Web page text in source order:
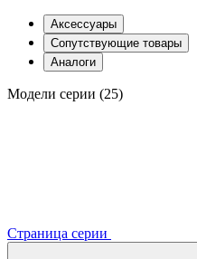
Аксессуары
Сопутствующие товары
Аналоги
Модели серии (25)
Страница серии